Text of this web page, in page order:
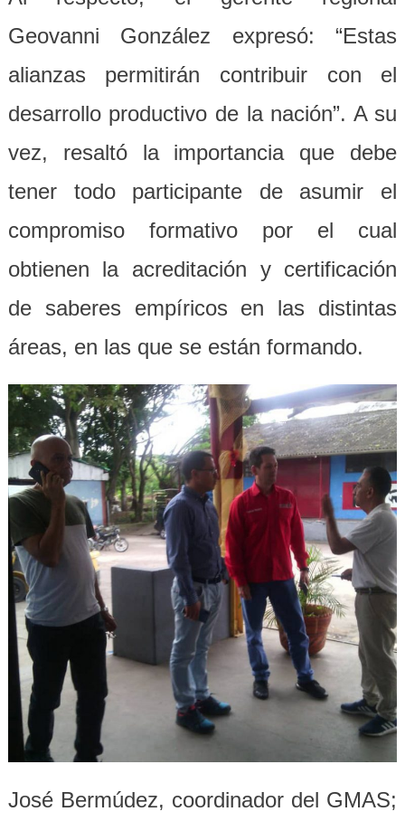
Geovanni González expresó: “Estas
alianzas permitirán contribuir con el
desarrollo productivo de la nación”. A su
vez, resaltó la importancia que debe
tener todo participante de asumir el
compromiso formativo por el cual
obtienen la acreditación y certificación
de saberes empíricos en las distintas
áreas, en las que se están formando.
José Bermúdez, coordinador del GMAS;